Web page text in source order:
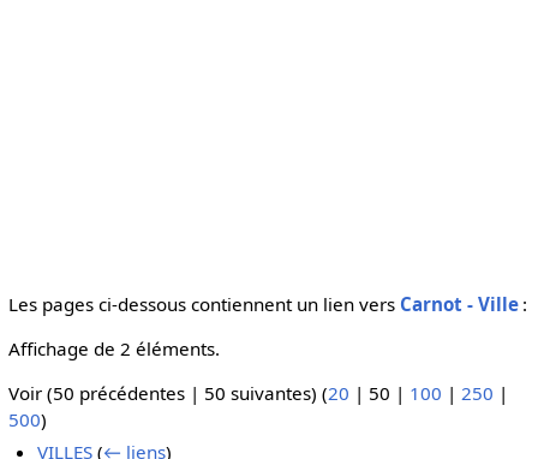
Les pages ci-dessous contiennent un lien vers Carnot - Ville:
Affichage de 2 éléments.
Voir (50 précédentes| 50 suivantes) (20 | 50 | 100 | 250 |
500)
VILLES (← liens)